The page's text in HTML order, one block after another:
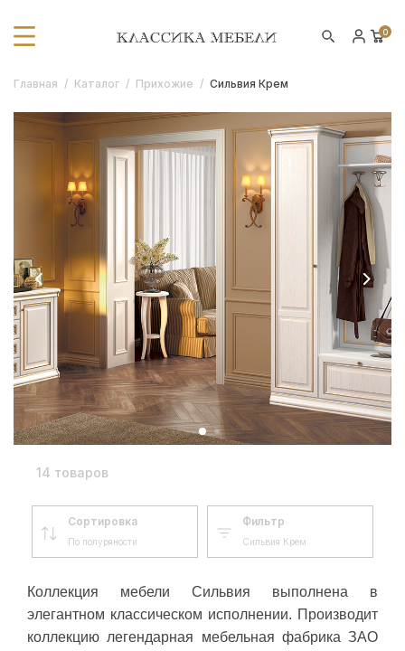
0
Главная / Каталог / Прихожие / Сильвия Крем
14 товаров
Сортировка
По полуряности
Фильтр
Сильвия Крем
Коллекция мебели Сильвия выполнена в
элегантном классическом исполнении. Производит
коллекцию легендарная мебельная фабрика ЗАО